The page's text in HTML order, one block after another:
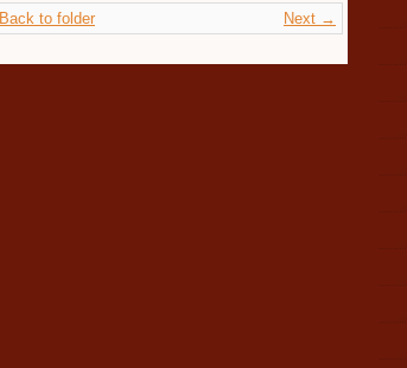
Next →
Back to folder